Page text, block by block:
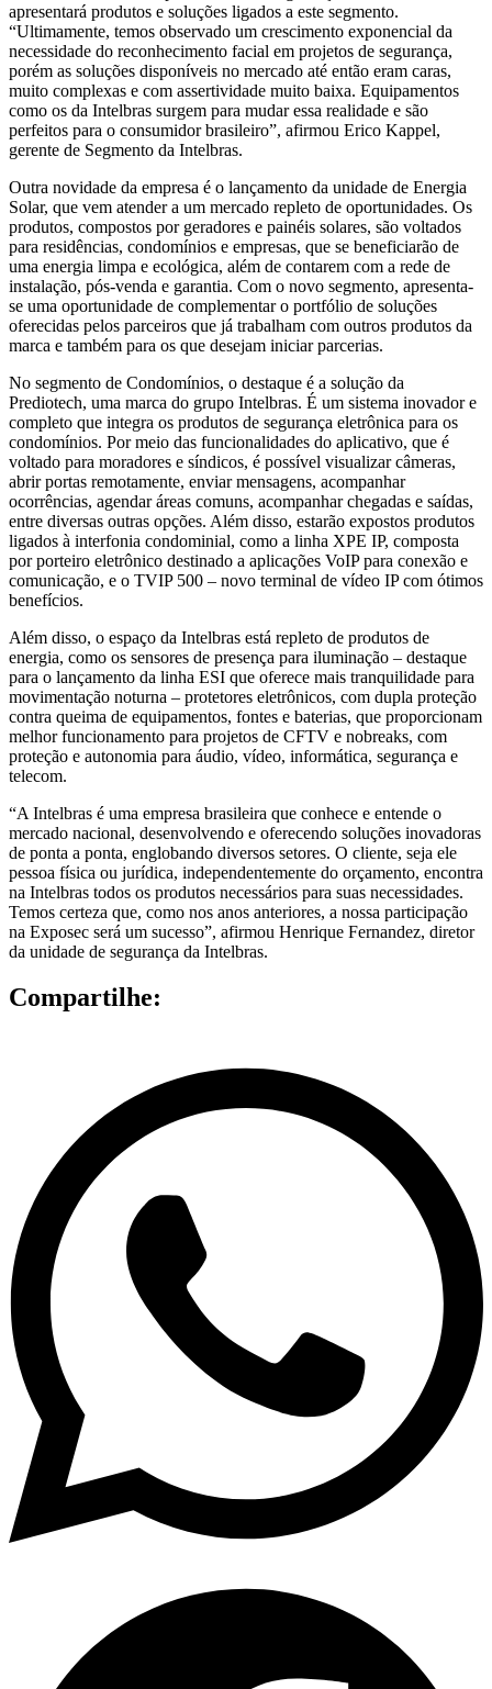
apresentará produtos e soluções ligados a este segmento.
“Ultimamente, temos observado um crescimento exponencial da
necessidade do reconhecimento facial em projetos de segurança,
porém as soluções disponíveis no mercado até então eram caras,
muito complexas e com assertividade muito baixa. Equipamentos
como os da Intelbras surgem para mudar essa realidade e são
perfeitos para o consumidor brasileiro”, afirmou Erico Kappel,
gerente de Segmento da Intelbras.
Outra novidade da empresa é o lançamento da unidade de Energia
Solar, que vem atender a um mercado repleto de oportunidades. Os
produtos, compostos por geradores e painéis solares, são voltados
para residências, condomínios e empresas, que se beneficiarão de
uma energia limpa e ecológica, além de contarem com a rede de
instalação, pós-venda e garantia. Com o novo segmento, apresenta-
se uma oportunidade de complementar o portfólio de soluções
oferecidas pelos parceiros que já trabalham com outros produtos da
marca e também para os que desejam iniciar parcerias.
No segmento de Condomínios, o destaque é a solução da
Prediotech, uma marca do grupo Intelbras. É um sistema inovador e
completo que integra os produtos de segurança eletrônica para os
condomínios. Por meio das funcionalidades do aplicativo, que é
voltado para moradores e síndicos, é possível visualizar câmeras,
abrir portas remotamente, enviar mensagens, acompanhar
ocorrências, agendar áreas comuns, acompanhar chegadas e saídas,
entre diversas outras opções. Além disso, estarão expostos produtos
ligados à interfonia condominial, como a linha XPE IP, composta
por porteiro eletrônico destinado a aplicações VoIP para conexão e
comunicação, e o TVIP 500 – novo terminal de vídeo IP com ótimos
benefícios.
Além disso, o espaço da Intelbras está repleto de produtos de
energia, como os sensores de presença para iluminação – destaque
para o lançamento da linha ESI que oferece mais tranquilidade para
movimentação noturna – protetores eletrônicos, com dupla proteção
contra queima de equipamentos, fontes e baterias, que proporcionam
melhor funcionamento para projetos de CFTV e nobreaks, com
proteção e autonomia para áudio, vídeo, informática, segurança e
telecom.
“A Intelbras é uma empresa brasileira que conhece e entende o
mercado nacional, desenvolvendo e oferecendo soluções inovadoras
de ponta a ponta, englobando diversos setores. O cliente, seja ele
pessoa física ou jurídica, independentemente do orçamento, encontra
na Intelbras todos os produtos necessários para suas necessidades.
Temos certeza que, como nos anos anteriores, a nossa participação
na Exposec será um sucesso”, afirmou Henrique Fernandez, diretor
da unidade de segurança da Intelbras.
Compartilhe: